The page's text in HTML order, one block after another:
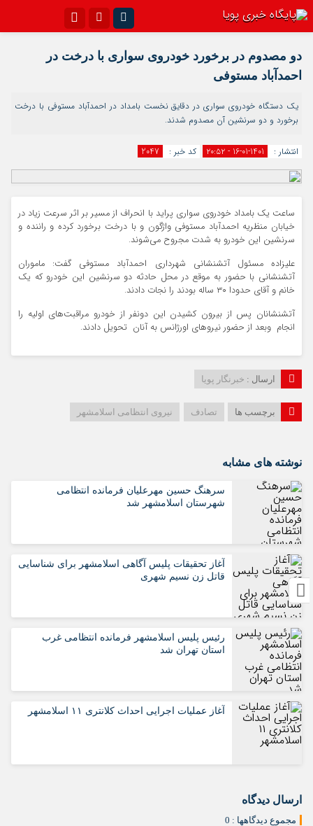
سروش
آپارات اپلیکیشن
دو مصدوم در برخورد خودروی سواری با درخت در
احمدآباد مستوفی
یک دستگاه خودروی سواری در دقایق نخست بامداد در احمدآباد مستوفی با درخت
برخورد و دو سرنشین آن مصدوم شدند.
انتشار : 1401-01-16 - ۲۰:۵۲ کد خبر : 2047
ساعت یک بامداد خودروی سواری پراید با انحراف از مسیر بر اثر سرعت زیاد در
خیابان منظریه احمدآباد مستوفی واژگون و با درخت برخورد کرده و راننده و
سرنشین این خودرو به شدت مجروح می‌شوند.
علیزاده مسئول آتشنشانی شهرداری احمدآباد مستوفی گفت: ماموران
آتشنشانی با حضور به موقع در محل حادثه دو سرنشین این خودرو که یک
خانم و آقای حدودا ۳۰ ساله بودند را نجات دادند.
آتشنشانان پس از بیرون کشیدن این دونفر از خودرو مراقبت‌های اولیه را
انجام وبعد از حضور نیرو‌های اورژانس به آنان تحویل دادند.
ارسال : خبرنگار پویا
برچسب ها تصادف نیروی انتظامی اسلامشهر
نوشته های مشابه
سرهنگ حسین مهرعلیان فرمانده انتظامی
شهرستان اسلامشهر شد
آغاز تحقیقات پلیس آگاهی اسلامشهر برای شناسایی
قاتل زن نسیم شهری
رئیس پلیس اسلامشهر فرمانده انتظامی غرب
استان تهران شد
آغاز عملیات اجرایی احداث کلانتری ۱۱ اسلامشهر
ارسال دیدگاه
مجموع دیدگاهها : 0